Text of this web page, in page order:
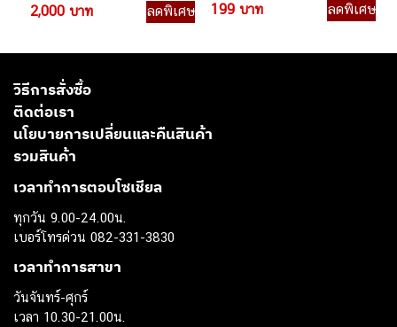
Bass Setup Tool Kit ชุด
2,000 บาท ลดพิเศษ
199 บาท
ลดพิเศษ
วิธีการสั่งซื้อ
ติดต่อเรา
นโยบายการเปลี่ยนและคืนสินค้า
รวมสินค้า
เวลาทำการตอบโซเชียล
ทุกวัน 9.00-24.00น.
เบอร์โทรด่วน 082-331-3830
เวลาทำการสาขา
วันจันทร์-ศุกร์
เวลา 10.30-21.00น.